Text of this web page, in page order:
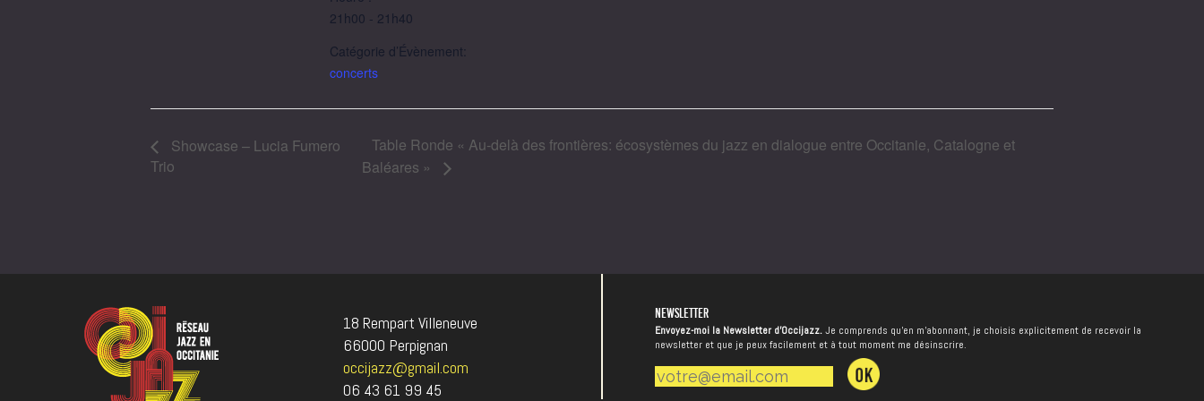
21h00 - 21h40
Catégorie d’Évènement:
concerts
Showcase – Lucia Fumero
Trio
Table Ronde « Au-delà des frontières: écosystèmes du jazz en dialogue entre Occitanie, Catalogne et
Baléares »
18 Rempart Villeneuve
66000 Perpignan
occijazz@gmail.com
06 43 61 99 45
NEWSLETTER
Envoyez-moi la Newsletter d'Occijazz.Je comprends qu’en m’abonnant, je choisis explicitement de recevoir la
newsletter et que je peux facilement et à tout moment me désinscrire.